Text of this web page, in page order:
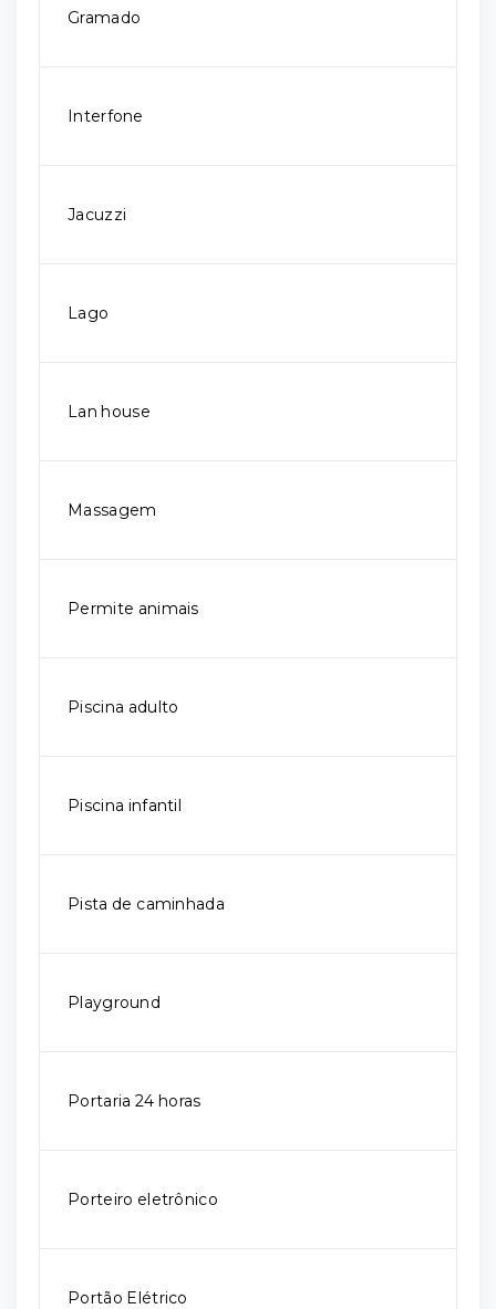
Gramado
Interfone
Jacuzzi
Lago
Lan house
Massagem
Permite animais
Piscina adulto
Piscina infantil
Pista de caminhada
Playground
Portaria 24 horas
Porteiro eletrônico
Portão Elétrico